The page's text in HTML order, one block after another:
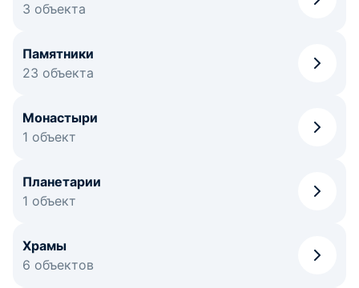
3 объекта
Памятники
23 объекта
Монастыри
1 объект
Планетарии
1 объект
Храмы
6 объектов